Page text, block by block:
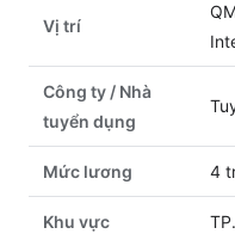
Vị trí
Công ty / Nhà
tuyển dụng
Mức lương 4
Khu vực